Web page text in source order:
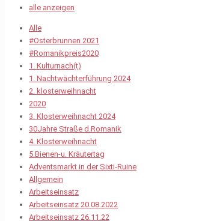
alle anzeigen
Alle
#Osterbrunnen 2021
#Romanikpreis2020
1. Kulturnach(t)
1. Nachtwächterführung 2024
2. klosterweihnacht
2020
3. Klosterweihnacht 2024
30Jahre Straße d.Romanik
4. Klosterweihnacht
5.Bienen-u. Kräutertag
Adventsmarkt in der Sixti-Ruine
Allgemein
Arbeitseinsatz
Arbeitseinsatz 20.08.2022
Arbeitseinsatz 26.11.22